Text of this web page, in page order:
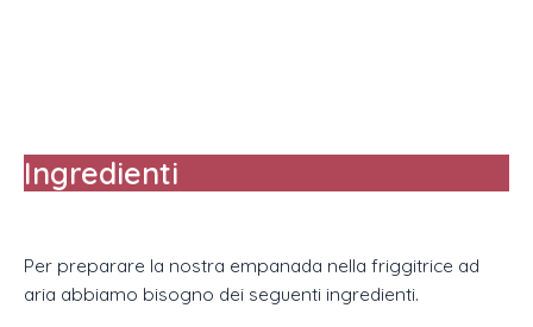
Ingredienti
Per preparare la nostra empanada nella friggitrice ad
aria abbiamo bisogno dei seguenti ingredienti.